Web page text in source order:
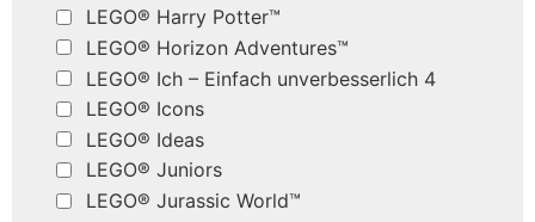
LEGO® Harry Potter™
LEGO® Horizon Adventures™
LEGO® Ich – Einfach unverbesserlich 4
LEGO® Icons
LEGO® Ideas
LEGO® Juniors
LEGO® Jurassic World™